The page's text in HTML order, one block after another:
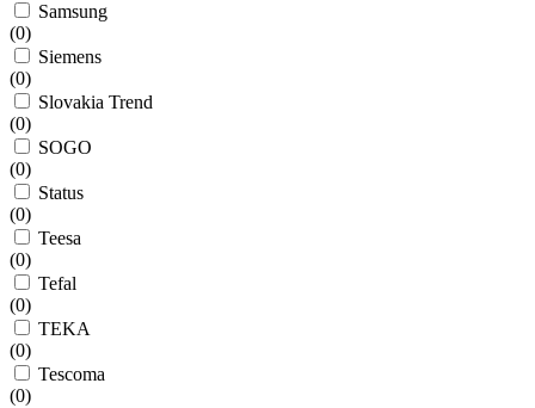
Samsung
(0)
Siemens
(0)
Slovakia Trend
(0)
SOGO
(0)
Status
(0)
Teesa
(0)
Tefal
(0)
TEKA
(0)
Tescoma
(0)